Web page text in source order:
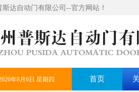
达自动门有限公司--官方网站！
年8月6日 星期四 首页